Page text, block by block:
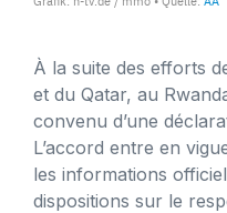
À la suite des efforts
et du Qatar, au
convenu d’une
L’accord entre en
les informations
dispositions sur le